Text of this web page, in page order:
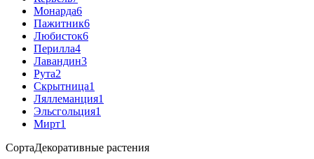
Монарда6
Пажитник6
Любисток6
Перилла4
Лавандин3
Рута2
Скрытница1
Ляллеманция1
Эльсгольция1
Мирт1
СортаДекоративные растения